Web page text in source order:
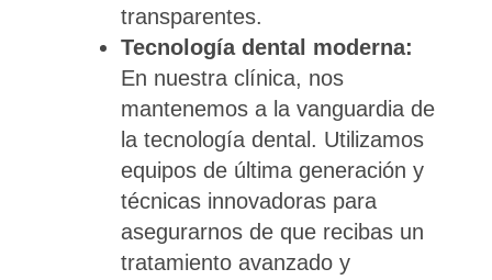
transparentes.
Tecnología dental moderna:
En nuestra clínica, nos
mantenemos a la vanguardia de
la tecnología dental. Utilizamos
equipos de última generación y
técnicas innovadoras para
asegurarnos de que recibas un
tratamiento avanzado y